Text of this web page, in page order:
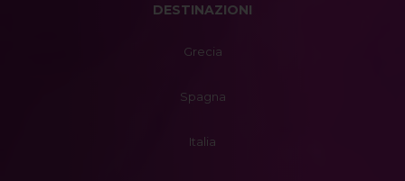
DESTINAZIONI
Grecia
Spagna
Italia